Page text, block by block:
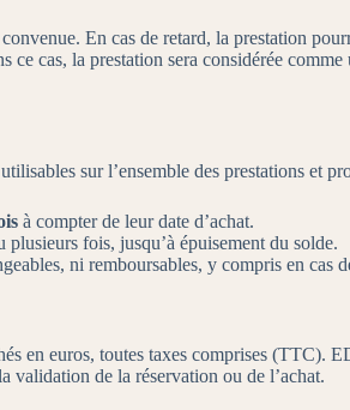
En cas de retard, la prestation
ce cas, la prestation sera considérée
sur l’ensemble des prestations et
à compter de leur date d’achat.
fois, jusqu’à épuisement du solde.
ni remboursables, y compris en cas
en euros, toutes taxes comprises
validation de la réservation ou de l’achat.